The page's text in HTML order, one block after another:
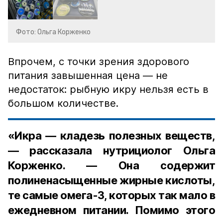
Фото: Ольга Корженко
Впрочем, с точки зрения здорового
питания завышенная цена — не
недостаток: рыбную икру нельзя есть в
большом количестве.
«Икра — кладезь полезных веществ,
— рассказала нутрициолог Ольга
Корженко. — Она содержит
полиненасыщенные жирные кислоты,
те самые омега-3, которых так мало в
ежедневном питании. Помимо этого